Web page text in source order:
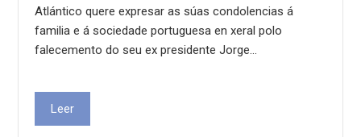
Atlántico quere expresar as súas condolencias á
familia e á sociedade portuguesa en xeral polo
falecemento do seu ex presidente Jorge…
Leer